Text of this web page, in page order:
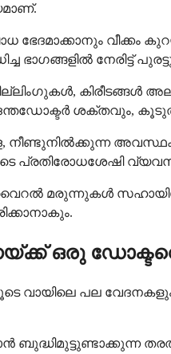
വീക്കം
ഭാഗങ്ങളിൽ നേരിട്ട്
കിരീടങ്ങൾ
ദന്തഡോക്ടർ ശക്തവും,
പ്രതിരോധശേഷി
മരുന്നുകൾ
ഒരു
വായിലെ പല